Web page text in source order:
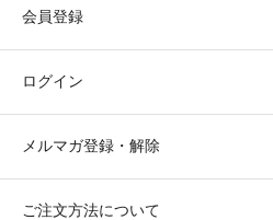
会員登録
ログイン
メルマガ登録・解除
ご注文方法について